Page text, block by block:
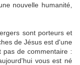
nouvelle humanité,
sont porteurs et
de Jésus est d'une
pas de commentaire :
vous est né